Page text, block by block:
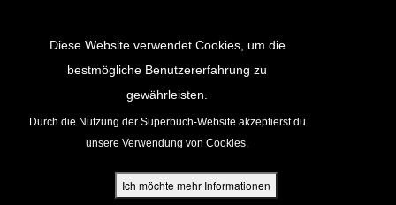
Diese Website verwendet Cookies, um die
bestmögliche Benutzererfahrung zu
gewährleisten.
Durch die Nutzung der Superbuch-Website akzeptierst du
unsere Verwendung von Cookies.
Ich möchte mehr Informationen